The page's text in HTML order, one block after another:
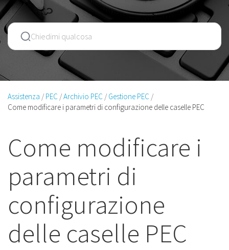
Assistenza PEC Archivio PEC
Gestione PEC
Come modificare i parametri di configurazione delle caselle PEC
Come modificare i
parametri di
configurazione
delle caselle PEC